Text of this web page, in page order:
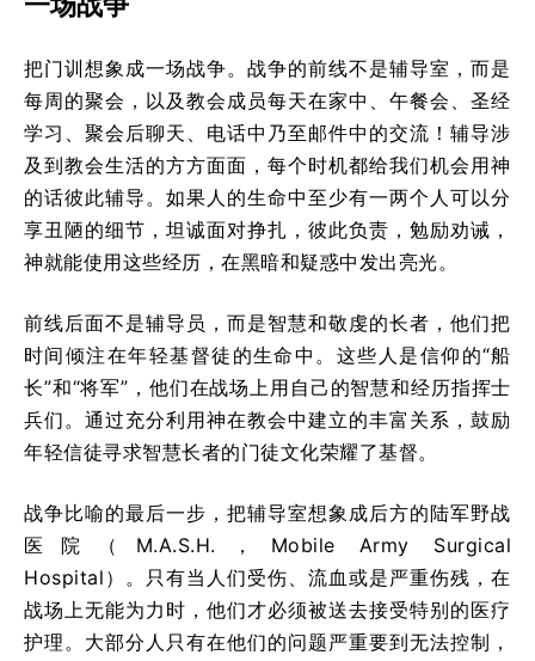
把门训想象成一场战争。战争的前线不是辅导室，而是
每周的聚会，以及教会成员每天在家中、午餐会、圣经
学习、聚会后聊天、电话中乃至邮件中的交流！辅导涉
及到教会生活的方方面面，每个时机都给我们机会用神
的话彼此辅导。如果人的生命中至少有一两个人可以分
享丑陋的细节，坦诚面对挣扎，彼此负责，勉励劝诫，
神就能使用这些经历，在黑暗和疑惑中发出亮光。
前线后面不是辅导员，而是智慧和敬虔的长者，他们把
时间倾注在年轻基督徒的生命中。这些人是信仰的“船
长”和“将军”，他们在战场上用自己的智慧和经历指挥士
兵们。通过充分利用神在教会中建立的丰富关系，鼓励
年轻信徒寻求智慧长者的门徒文化荣耀了基督。
战争比喻的最后一步，把辅导室想象成后方的陆军野战
医院（M.A.S.H.，Mobile Army Surgical
Hospital）。只有当人们受伤、流血或是严重伤残，在
战场上无能为力时，他们才必须被送去接受特别的医疗
护理。大部分人只有在他们的问题严重要到无法控制，